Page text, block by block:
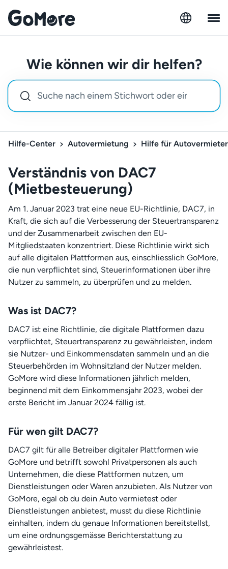
Wie können wir dir helfen?
Hilfe-Center Autovermietung Hilfe für Autovermieter
Verständnis von DAC7
(Mietbesteuerung)
Am 1. Januar 2023 trat eine neue EU-Richtlinie, DAC7, in
Kraft, die sich auf die Verbesserung der Steuertransparenz
und der Zusammenarbeit zwischen den EU-
Mitgliedstaaten konzentriert. Diese Richtlinie wirkt sich
auf alle digitalen Plattformen aus, einschliesslich GoMore,
die nun verpflichtet sind, Steuerinformationen über ihre
Nutzer zu sammeln, zu überprüfen und zu melden.
Was ist DAC7?
DAC7 ist eine Richtlinie, die digitale Plattformen dazu
verpflichtet, Steuertransparenz zu gewährleisten, indem
sie Nutzer- und Einkommensdaten sammeln und an die
Steuerbehörden im Wohnsitzland der Nutzer melden.
GoMore wird diese Informationen jährlich melden,
beginnend mit dem Einkommensjahr 2023, wobei der
erste Bericht im Januar 2024 fällig ist.
Für wen gilt DAC7?
DAC7 gilt für alle Betreiber digitaler Plattformen wie
GoMore und betrifft sowohl Privatpersonen als auch
Unternehmen, die diese Plattformen nutzen, um
Dienstleistungen oder Waren anzubieten. Als Nutzer von
GoMore, egal ob du dein Auto vermietest oder
Dienstleistungen anbietest, musst du diese Richtlinie
einhalten, indem du genaue Informationen bereitstellst,
um eine ordnungsgemässe Berichterstattung zu
gewährleistest.